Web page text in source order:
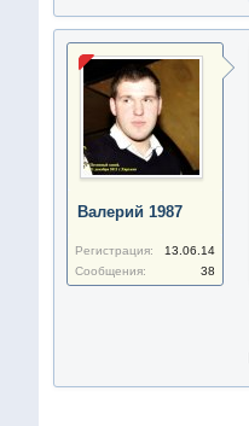
Валерий 1987
Регистрация:
13.06.14
Сообщения:
38